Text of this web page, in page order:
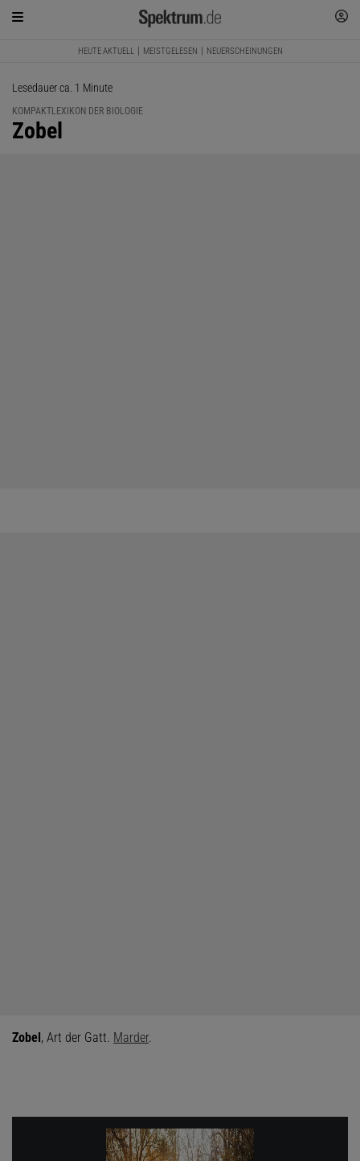
HEUTE AKTUELL MEISTGELESEN NEUERSCHEINUNGEN
Lesedauer ca. 1 Minute
KOMPAKTLEXIKON DER BIOLOGIE
:
Zobel
Zobel, Art der Gatt. Marder.